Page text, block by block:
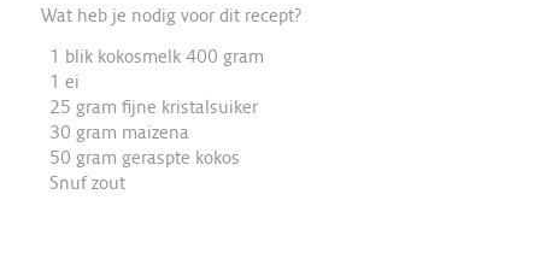
Wat heb je nodig voor dit recept?
1 blik kokosmelk 400 gram
1 ei
25 gram fijne kristalsuiker
30 gram maizena
50 gram geraspte kokos
Snuf zout